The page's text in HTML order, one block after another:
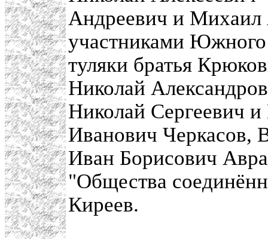
Андреевич и
участниками
туляки братья
Николай
Николай Сергеевич
Иванович Черкасов,
Иван Борисович
"Общества
Киреев.